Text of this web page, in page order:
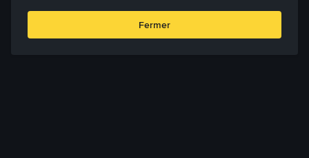
Fermer